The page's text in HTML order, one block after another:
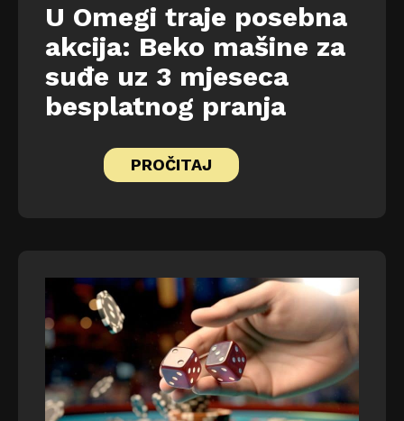
U Omegi traje posebna
akcija: Beko mašine za
suđe uz 3 mjeseca
besplatnog pranja
PROČITAJ